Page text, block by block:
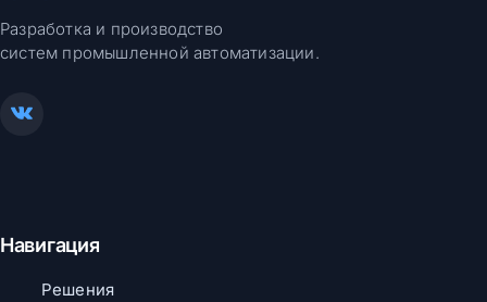
Разработка и производство
систем промышленной автоматизации.
Навигация
Решения